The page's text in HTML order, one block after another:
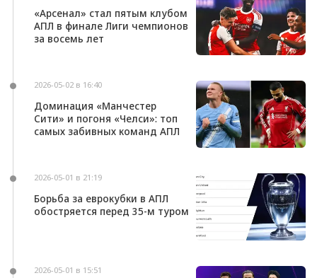
«Арсенал» стал пятым клубом
АПЛ в финале Лиги чемпионов
за восемь лет
2026-05-02 в 16:40
Доминация «Манчестер
Сити» и погоня «Челси»: топ
самых забивных команд АПЛ
2026-05-01 в 21:19
Борьба за еврокубки в АПЛ
обостряется перед 35-м туром
2026-05-01 в 15:51